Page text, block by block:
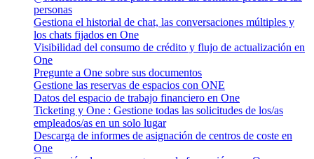
personas
Gestiona el historial de chat, las conversaciones múltiples y
los chats fijados en One
Visibilidad del consumo de crédito y flujo de actualización en
One
Pregunte a One sobre sus documentos
Gestione las reservas de espacios con ONE
Datos del espacio de trabajo financiero en One
Ticketing y One : Gestione todas las solicitudes de los/as
empleados/as en un solo lugar
Descarga de informes de asignación de centros de coste en
One